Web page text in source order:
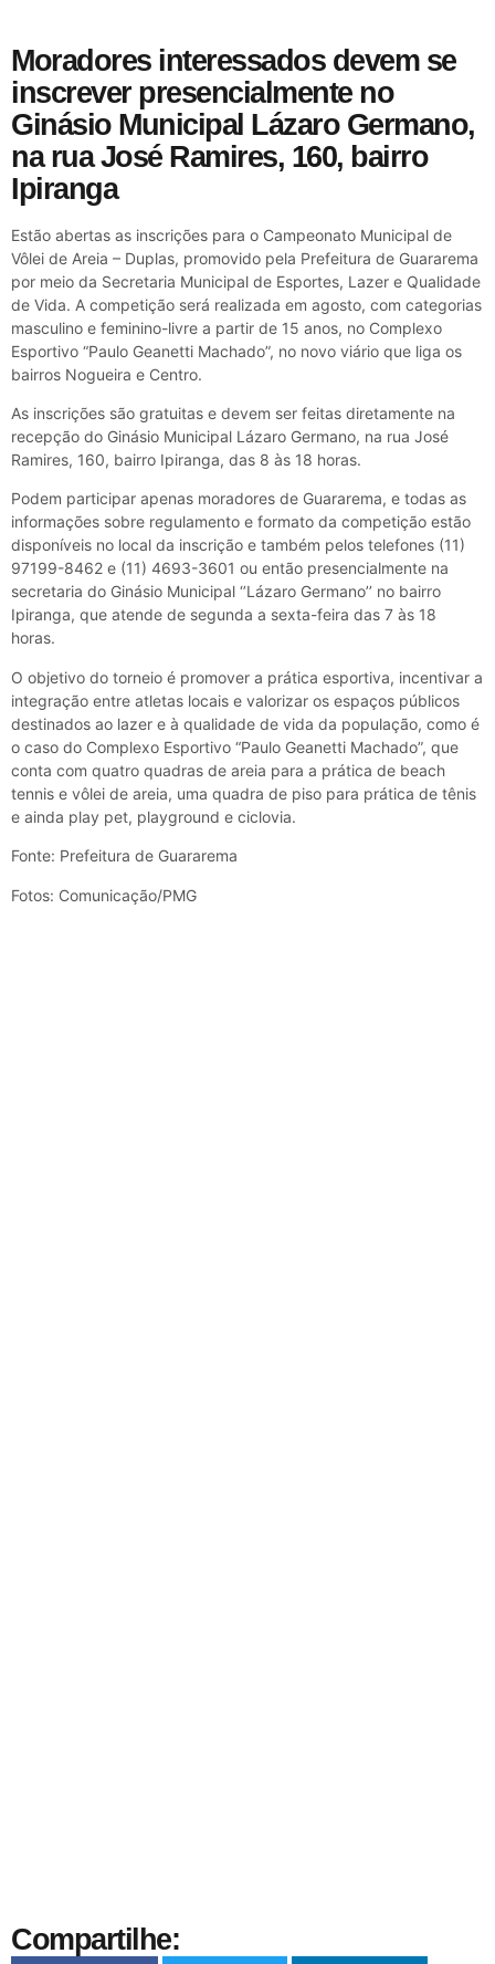
Moradores interessados devem se
inscrever presencialmente no
Ginásio Municipal Lázaro Germano,
na rua José Ramires, 160, bairro
Ipiranga
Estão abertas as inscrições para o Campeonato Municipal de
Vôlei de Areia – Duplas, promovido pela Prefeitura de Guararema
por meio da Secretaria Municipal de Esportes, Lazer e Qualidade
de Vida. A competição será realizada em agosto, com categorias
masculino e feminino-livre a partir de 15 anos, no Complexo
Esportivo “Paulo Geanetti Machado”, no novo viário que liga os
bairros Nogueira e Centro.
As inscrições são gratuitas e devem ser feitas diretamente na
recepção do Ginásio Municipal Lázaro Germano, na rua José
Ramires, 160, bairro Ipiranga, das 8 às 18 horas.
Podem participar apenas moradores de Guararema, e todas as
informações sobre regulamento e formato da competição estão
disponíveis no local da inscrição e também pelos telefones (11)
97199-8462 e (11) 4693-3601 ou então presencialmente na
secretaria do Ginásio Municipal ‘’Lázaro Germano’’ no bairro
Ipiranga, que atende de segunda a sexta-feira das 7 às 18
horas.
O objetivo do torneio é promover a prática esportiva, incentivar a
integração entre atletas locais e valorizar os espaços públicos
destinados ao lazer e à qualidade de vida da população, como é
o caso do Complexo Esportivo “Paulo Geanetti Machado”, que
conta com quatro quadras de areia para a prática de beach
tennis e vôlei de areia, uma quadra de piso para prática de tênis
e ainda play pet, playground e ciclovia.
Fonte: Prefeitura de Guararema
Fotos: Comunicação/PMG
Compartilhe: